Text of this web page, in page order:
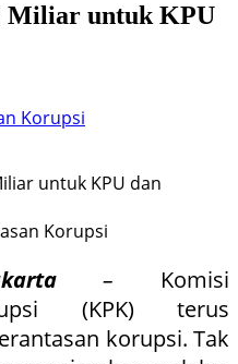
Miliar untuk KPU
Korupsi
Korupsi
– Komisi
(KPK) terus
korupsi. Tak